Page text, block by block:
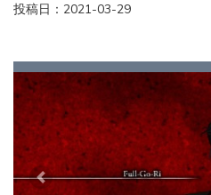
投稿日：2021-03-29
Previous